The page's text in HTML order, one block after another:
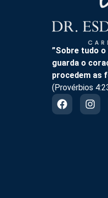
”Sobre tudo o
guarda o
procedem as
(Provérbios